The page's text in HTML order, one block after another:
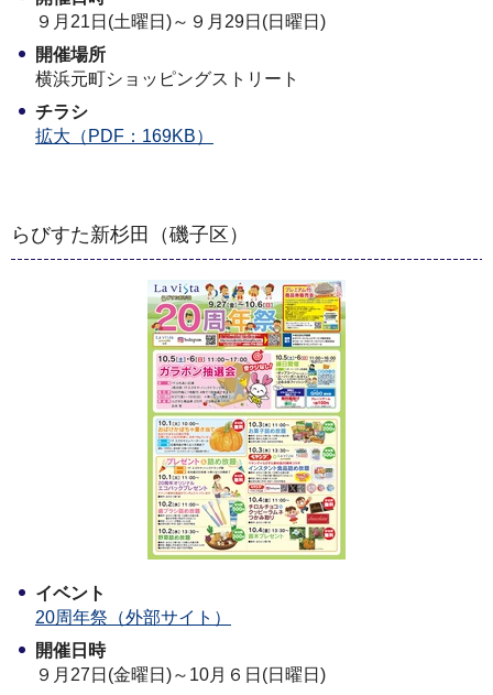
９月21日(土曜日)～９月29日(日曜日)
開催場所
横浜元町ショッピングストリート
チラシ
拡大（PDF：169KB）
らびすた新杉田（磯子区）
イベント
20周年祭（外部サイト）
開催日時
９月27日(金曜日)～10月６日(日曜日)